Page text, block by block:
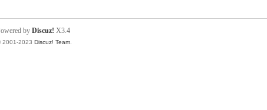
by Discuz! X3.4
2001-2023 Discuz! Team